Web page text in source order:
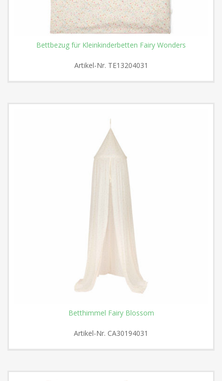
Bettbezug für Kleinkinderbetten Fairy Wonders
Artikel-Nr. TE13204031
Betthimmel Fairy Blossom
Artikel-Nr. CA30194031